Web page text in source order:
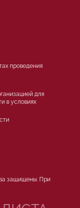
проведения
для
в условиях
защищены. При